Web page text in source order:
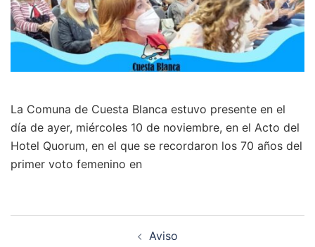
La Comuna de Cuesta Blanca estuvo presente en el
día de ayer, miércoles 10 de noviembre, en el Acto del
Hotel Quorum, en el que se recordaron los 70 años del
primer voto femenino en
Aviso